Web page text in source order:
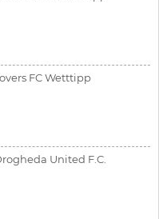
FC Wetttipp
United F.C.